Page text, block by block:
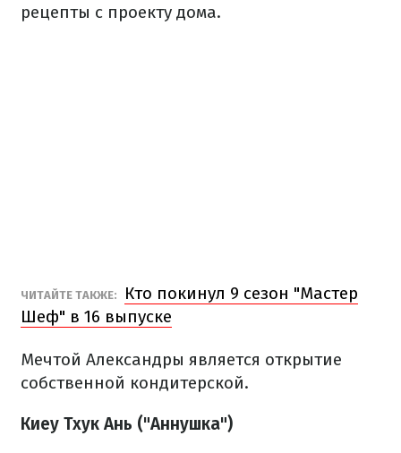
рецепты с проекту дома.
ЧИТАЙТЕ ТАКЖЕ:
Кто покинул 9 сезон "Мастер
Шеф" в 16 выпуске
Мечтой Александры является открытие
собственной кондитерской.
Киеу Тхук Ань ("Аннушка")